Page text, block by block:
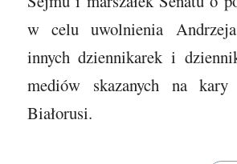
w celu uwolnienia
innych dziennikarek i
mediów skazanych na
Białorusi.